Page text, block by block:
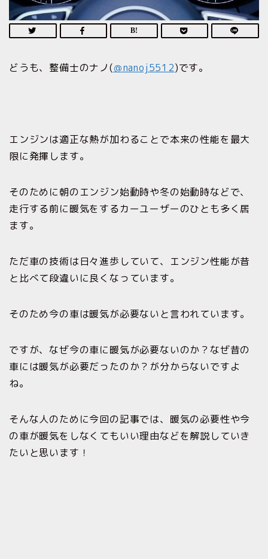
どうも、整備士のナノ(＠nanoj5512)です。
エンジンは適正な熱が加わることで本来の性能を最大
限に発揮します。
そのために朝のエンジン始動時や冬の始動時などで、
走行する前に暖気をするカーユーザーのひとも多く居
ます。
ただ車の技術は日々進歩していて、エンジン性能が昔
と比べて段違いに良くなっています。
そのため今の車は暖気が必要ないと言われています。
ですが、なぜ今の車に暖気が必要ないのか？なぜ昔の
車には暖気が必要だったのか？が分からないですよ
ね。
そんな人のために今回の記事では、暖気の必要性や今
の車が暖気をしなくてもいい理由などを解説していき
たいと思います！